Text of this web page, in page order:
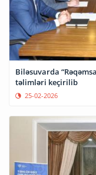
Biləsuvarda
təlimləri keçirilib
25-02-2026